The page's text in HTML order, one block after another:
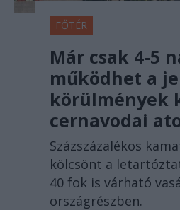
FŐTÉR
Már csak 4-5
működhet a
körülmények
cernavodai
Százszázalékos
kölcsönt a
40 fok is várható
országrészben.